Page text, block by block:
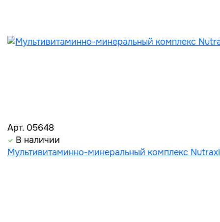
Арт. 05648
В наличии
Мультивитаминно-минеральный комплекс